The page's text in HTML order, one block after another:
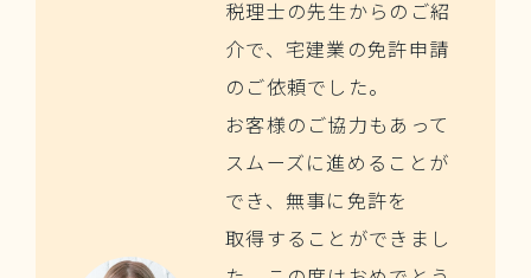
税理士の先生からのご紹
介で、宅建業の免許申請
のご依頼でした。
お客様のご協力もあって
スムーズに進めることが
でき、無事に免許を
取得することができまし